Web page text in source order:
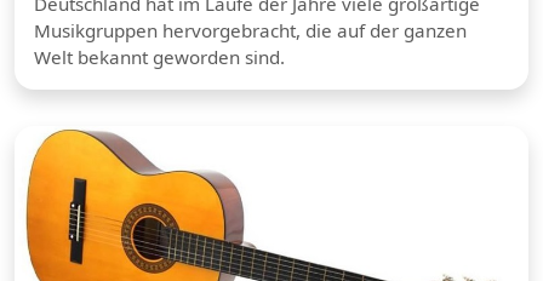
Musikgruppen hervorgebracht, die auf der ganzen
Welt bekannt geworden sind.